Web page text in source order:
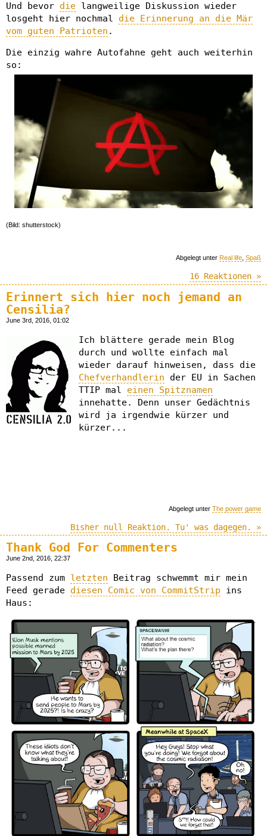
Und bevor die langweilige Diskussion wieder
losgeht hier nochmal die Erinnerung an die Mär
vom guten Patrioten .
Die einzig wahre Autofahne geht auch weiterhin
so:
(Bild: shutterstock)
Abgelegt unter Real life Spaß
16 Reaktionen »
Erinnert sich hier noch jemand an
Censilia?
June 3rd, 2016, 01:02
Ich blättere gerade mein Blog
durch und wollte einfach mal
wieder darauf hinweisen, dass die
Chefverhandlerin der EU in Sachen
TTIP mal einen Spitznamen
innehatte. Denn unser Gedächtnis
wird ja irgendwie kürzer und
kürzer...
Abgelegt unter The power game
Bisher null Reaktion. Tu' was dagegen. »
Thank God For Commenters
June 2nd, 2016, 22:37
Passend zum letzten Beitrag schwemmt mir mein
Feed gerade diesen Comic von CommitStrip ins
Haus: